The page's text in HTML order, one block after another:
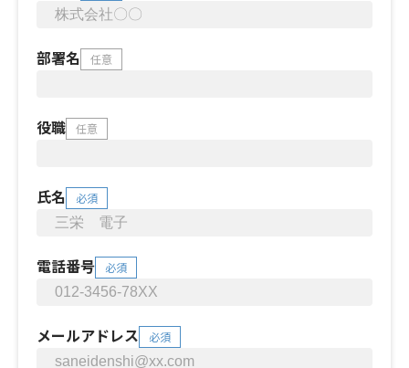
部署名 任意
役職 任意
氏名 必須
電話番号 必須
メールアドレス 必須